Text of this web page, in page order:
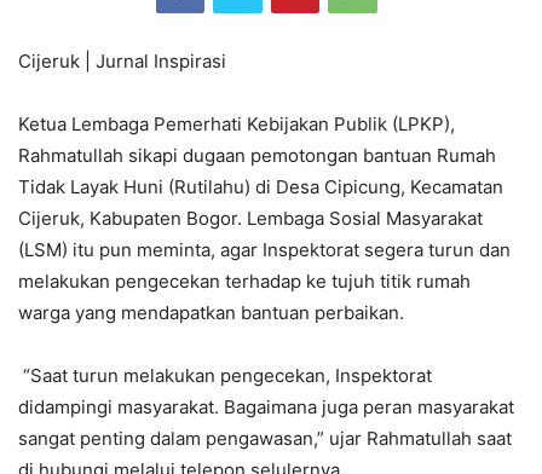
Cijeruk | Jurnal Inspirasi
Ketua Lembaga Pemerhati Kebijakan Publik (LPKP),
Rahmatullah sikapi dugaan pemotongan bantuan Rumah
Tidak Layak Huni (Rutilahu) di Desa Cipicung, Kecamatan
Cijeruk, Kabupaten Bogor. Lembaga Sosial Masyarakat
(LSM) itu pun meminta, agar Inspektorat segera turun dan
melakukan pengecekan terhadap ke tujuh titik rumah
warga yang mendapatkan bantuan perbaikan.
“Saat turun melakukan pengecekan, Inspektorat
didampingi masyarakat. Bagaimana juga peran masyarakat
sangat penting dalam pengawasan,” ujar Rahmatullah saat